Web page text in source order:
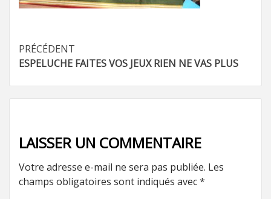
Navigation
d’article
PRÉCÉDENT
ESPELUCHE FAITES VOS JEUX RIEN NE VAS PLUS
LAISSER UN COMMENTAIRE
Votre adresse e-mail ne sera pas publiée. Les
champs obligatoires sont indiqués avec*